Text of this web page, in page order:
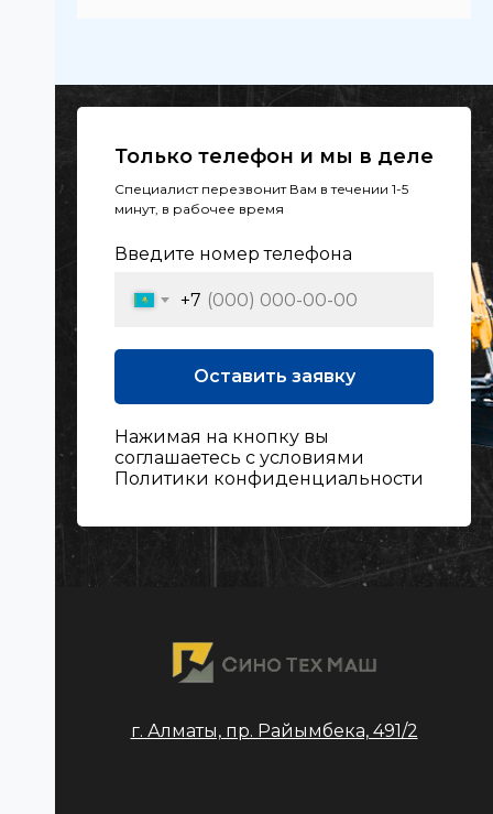
Только телефон и мы в деле
Специалист перезвонит Вам в течении 1-5
минут, в рабочее время
Введите номер телефона
+7
Оставить заявку
Нажимая на кнопку вы
соглашаетесь с условиями
Политики конфиденциальности
г. Алматы, пр. Райымбека, 491/2